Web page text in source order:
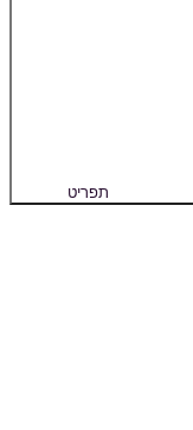
תפריט